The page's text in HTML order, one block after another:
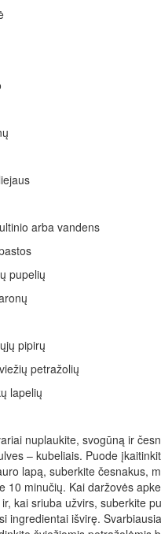
arba vandens
pupelių
pipirų
petražolių
lapelių
nuplaukite, svogūną ir
– kubeliais. Puode
lapą, suberkite česnakus,
10 minučių. Kai daržovės
kai sriuba užvirs, suberkite
ingredientai išvirę.